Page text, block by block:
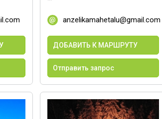
anzelikamahetalu@gmail.com
ДОБАВИТЬ К МАРШРУТУ
Отправить запрос